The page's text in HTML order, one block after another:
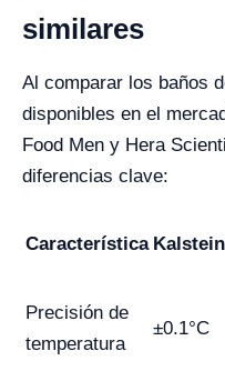
similares
Al comparar los baños
disponibles en el
Food Men y Hera
diferencias clave:
Característica Kalstein
Precisión de
temperatura
±0.1°C